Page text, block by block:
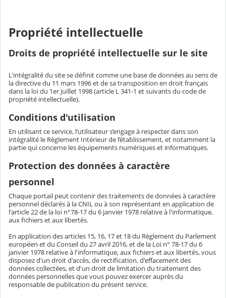
Propriété intellectuelle
Droits de propriété intellectuelle sur le site
L'intégralité du site se définit comme une base de données au sens de
la directive du 11 mars 1996 et de sa transposition en droit français
dans la loi du 1er juillet 1998 (article L 341-1 et suivants du code de
propriété intellectuelle).
Conditions d'utilisation
En utilisant ce service, l’utilisateur s’engage à respecter dans son
intégralité le Règlement Intérieur de l’établissement, et notamment la
partie qui concerne les équipements numériques et informatiques.
Protection des données à caractère
personnel
Chaque portail peut contenir des traitements de données à caractère
personnel déclarés à la CNIL ou à son représentant en application de
l'article 22 de la loi n°78-17 du 6 janvier 1978 relative à l'informatique,
aux fichiers et aux libertés.
En application des articles 15, 16, 17 et 18 du Règlement du Parlement
européen et du Conseil du 27 avril 2016, et de la Loi n° 78-17 du 6
janvier 1978 relative à l'informatique, aux fichiers et aux libertés, vous
disposez d'un droit d'accès, de rectification, d'effacement des
données collectées, et d'un droit de limitation du traitement des
données personnelles que vous pouvez exercer auprès du
responsable de publication du présent service.